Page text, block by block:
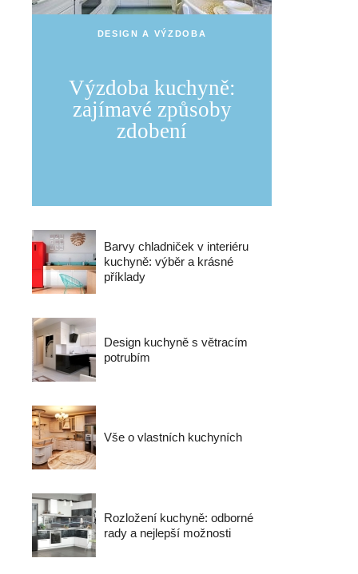
DESIGN A VÝZDOBA
Výzdoba kuchyně:
zajímavé způsoby
zdobení
Barvy chladniček v interiéru
kuchyně: výběr a krásné
příklady
Design kuchyně s větracím
potrubím
Vše o vlastních kuchyních
Rozložení kuchyně: odborné
rady a nejlepší možnosti